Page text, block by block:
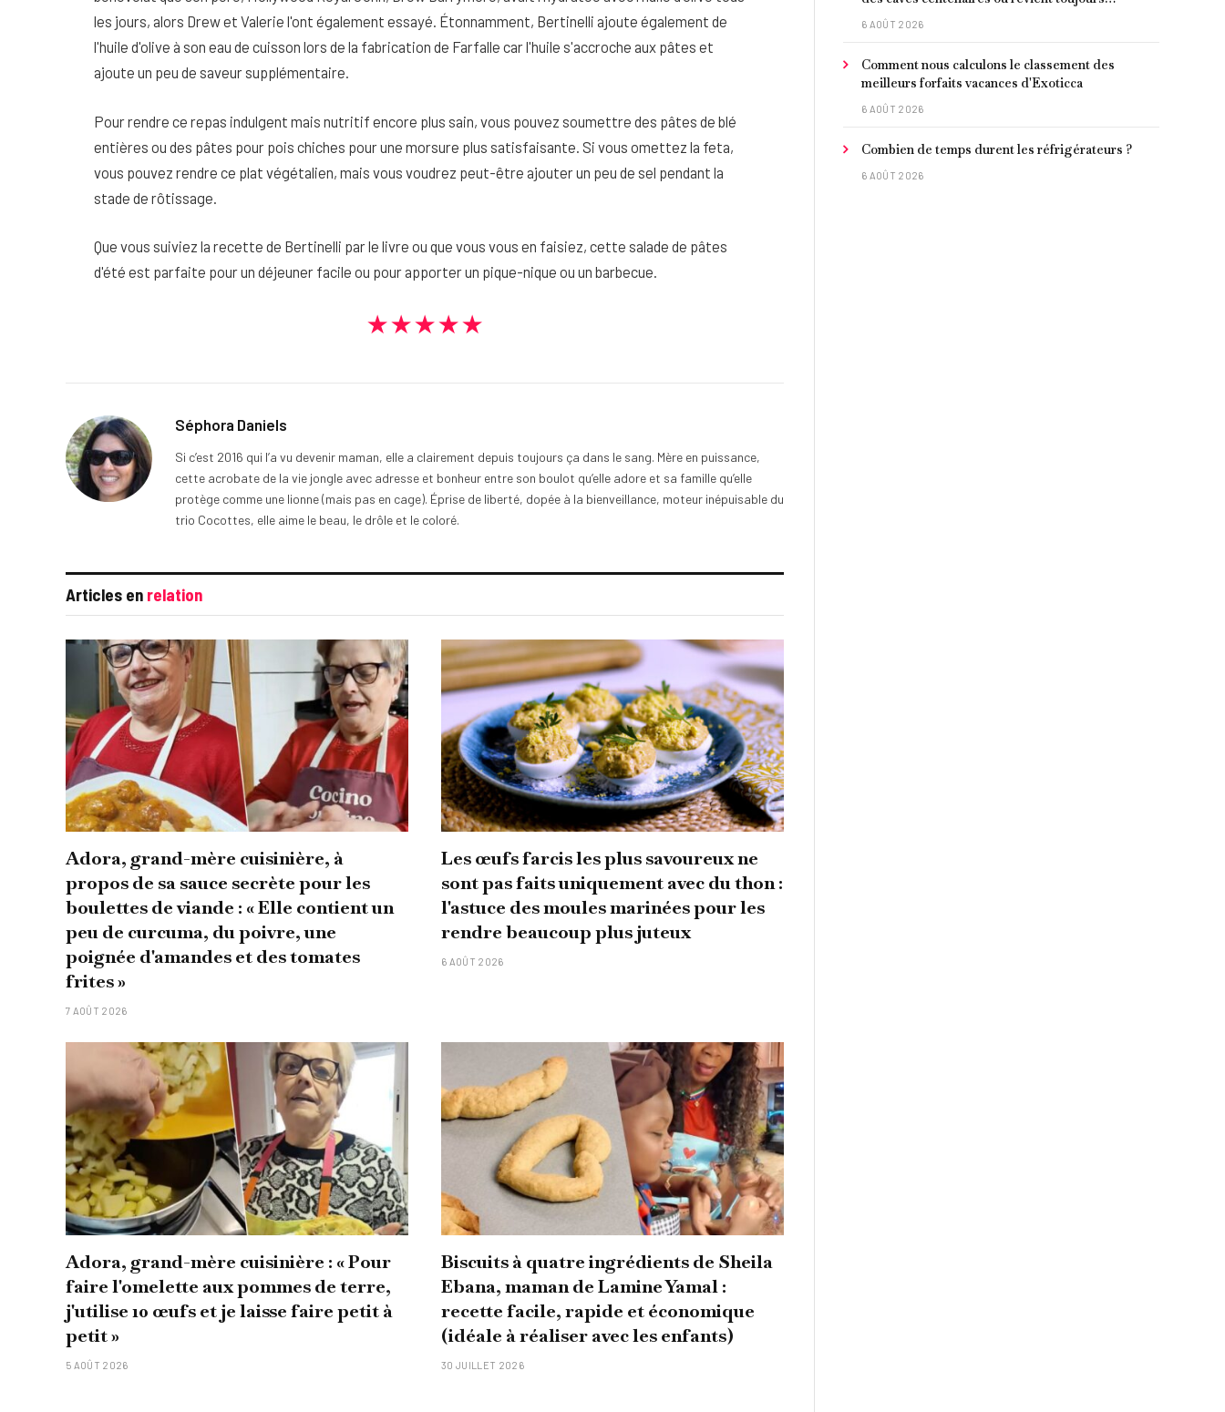
les jours, alors Drew et Valerie l'ont également essayé. Étonnamment, Bertinelli ajoute également de
l'huile d'olive à son eau de cuisson lors de la fabrication de Farfalle car l'huile s'accroche aux pâtes et
ajoute un peu de saveur supplémentaire.
Pour rendre ce repas indulgent mais nutritif encore plus sain, vous pouvez soumettre des pâtes de blé
entières ou des pâtes pour pois chiches pour une morsure plus satisfaisante. Si vous omettez la feta,
vous pouvez rendre ce plat végétalien, mais vous voudrez peut-être ajouter un peu de sel pendant la
stade de rôtissage.
Que vous suiviez la recette de Bertinelli par le livre ou que vous vous en faisiez, cette salade de pâtes
d'été est parfaite pour un déjeuner facile ou pour apporter un pique-nique ou un barbecue.
★★★★★
Séphora Daniels
Si c’est 2016 qui l’a vu devenir maman, elle a clairement depuis toujours ça dans le sang. Mère en puissance,
cette acrobate de la vie jongle avec adresse et bonheur entre son boulot qu’elle adore et sa famille qu’elle
protège comme une lionne (mais pas en cage). Éprise de liberté, dopée à la bienveillance, moteur inépuisable du
trio Cocottes, elle aime le beau, le drôle et le coloré.
Articles en relation
Adora, grand-mère cuisinière, à
propos de sa sauce secrète pour les
boulettes de viande : « Elle contient un
peu de curcuma, du poivre, une
poignée d'amandes et des tomates
frites »
7 AOÛT 2026
Les œufs farcis les plus savoureux ne
sont pas faits uniquement avec du thon :
l'astuce des moules marinées pour les
rendre beaucoup plus juteux
6 AOÛT 2026
Adora, grand-mère cuisinière : « Pour
faire l'omelette aux pommes de terre,
j'utilise 10 œufs et je laisse faire petit à
petit »
5 AOÛT 2026
Biscuits à quatre ingrédients de Sheila
Ebana, maman de Lamine Yamal :
recette facile, rapide et économique
(idéale à réaliser avec les enfants)
30 JUILLET 2026
l'entraîneur espagnol
6 AOÛT 2026
Comment nous calculons le classement des
meilleurs forfaits vacances d'Exoticca
6 AOÛT 2026
Combien de temps durent les réfrigérateurs ?
6 AOÛT 2026